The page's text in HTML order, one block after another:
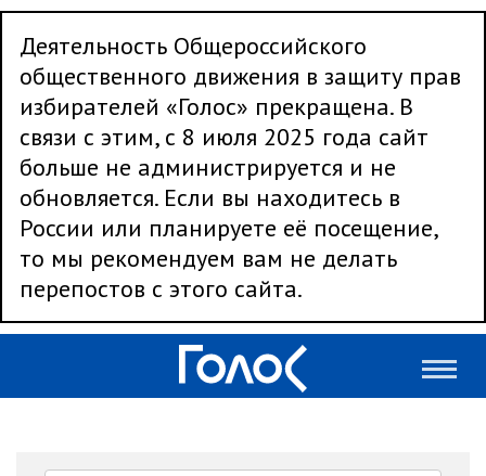
Деятельность Общероссийского
общественного движения в защиту прав
избирателей «Голос» прекращена. В
связи с этим, с 8 июля 2025 года сайт
больше не администрируется и не
обновляется. Если вы находитесь в
России или планируете её посещение,
то мы рекомендуем вам не делать
перепостов с этого сайта.